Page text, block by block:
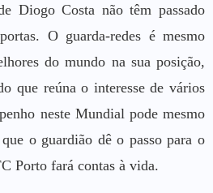
Diogo Costa não têm passado
O guarda-redes é mesmo
do mundo na sua posição,
que reúna o interesse de vários
neste Mundial pode mesmo
o guardião dê o passo para o
Porto fará contas à vida.